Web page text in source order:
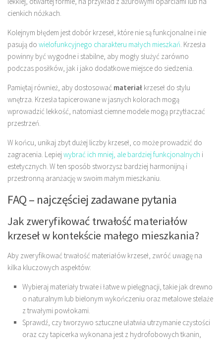
cienkich nóżkach.
Kolejnym błędem jest dobór krzeseł, które nie są funkcjonalne i nie
pasują do wielofunkcyjnego charakteru małych mieszkań. Krzesła
powinny być wygodne i stabilne, aby mogły służyć zarówno
podczas posiłków, jak i jako dodatkowe miejsce do siedzenia.
Pamiętaj również, aby dostosować materiał krzeseł do stylu
wnętrza. Krzesła tapicerowane w jasnych kolorach mogą
wprowadzić lekkość, natomiast ciemne modele mogą przytłaczać
przestrzeń.
W końcu, unikaj zbyt dużej liczby krzeseł, co może prowadzić do
zagracenia. Lepiejwybrać ich mniej, ale bardziej funkcjonalnych i
estetycznych. W ten sposób stworzysz bardziej harmonijną i
przestronną aranżację w swoim małym mieszkaniu.
FAQ – najczęściej zadawane pytania
Jak zweryfikować trwałość materiałów
krzeseł w kontekście małego mieszkania?
Aby zweryfikować trwałość materiałów krzeseł, zwróć uwagę na
kilka kluczowych aspektów:
Wybieraj materiały trwałe i łatwe w pielęgnacji, takie jak drewno
o naturalnym lub bielonym wykończeniu oraz metalowe stelaże
z trwałymi powłokami.
Sprawdź, czy tworzywo sztuczne ułatwia utrzymanie czystości
oraz czy tapicerka wykonana jest z hydrofobowych tkanin,